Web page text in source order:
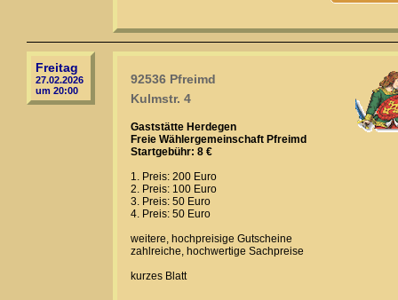
Freitag
27.02.2026
um 20:00
92536 Pfreimd
Kulmstr. 4
Gaststätte Herdegen
Freie Wählergemeinschaft Pfreimd
Startgebühr: 8 €
1. Preis: 200 Euro
2. Preis: 100 Euro
3. Preis: 50 Euro
4. Preis: 50 Euro
weitere, hochpreisige Gutscheine
zahlreiche, hochwertige Sachpreise
kurzes Blatt